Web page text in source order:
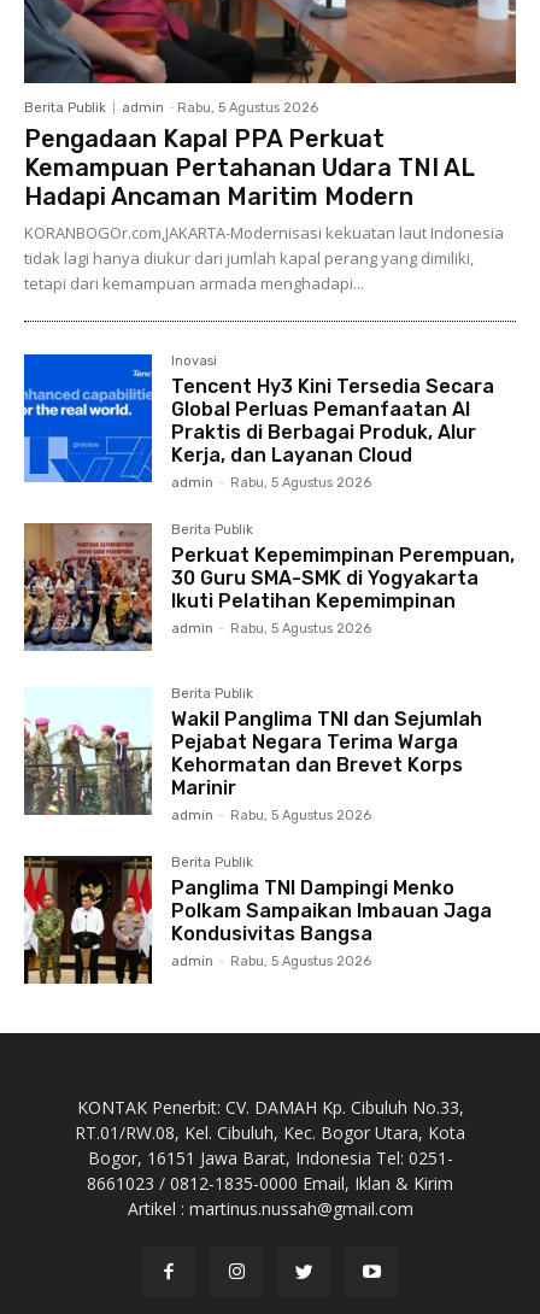
Berita Publik admin - Rabu, 5 Agustus 2026
Pengadaan Kapal PPA Perkuat
Kemampuan Pertahanan Udara TNI AL
Hadapi Ancaman Maritim Modern
KORANBOGOr.com,JAKARTA-Modernisasi kekuatan laut Indonesia
tidak lagi hanya diukur dari jumlah kapal perang yang dimiliki,
tetapi dari kemampuan armada menghadapi...
Inovasi
Tencent Hy3 Kini Tersedia Secara
Global Perluas Pemanfaatan AI
Praktis di Berbagai Produk, Alur
Kerja, dan Layanan Cloud
admin - Rabu, 5 Agustus 2026
Berita Publik
Perkuat Kepemimpinan Perempuan,
30 Guru SMA-SMK di Yogyakarta
Ikuti Pelatihan Kepemimpinan
admin - Rabu, 5 Agustus 2026
Berita Publik
Wakil Panglima TNI dan Sejumlah
Pejabat Negara Terima Warga
Kehormatan dan Brevet Korps
Marinir
admin - Rabu, 5 Agustus 2026
Berita Publik
Panglima TNI Dampingi Menko
Polkam Sampaikan Imbauan Jaga
Kondusivitas Bangsa
admin - Rabu, 5 Agustus 2026
KONTAK Penerbit: CV. DAMAH Kp. Cibuluh No.33,
RT.01/RW.08, Kel. Cibuluh, Kec. Bogor Utara, Kota
Bogor, 16151 Jawa Barat, Indonesia Tel: 0251-
8661023 / 0812-1835-0000 Email, Iklan & Kirim
Artikel : martinus.nussah@gmail.com